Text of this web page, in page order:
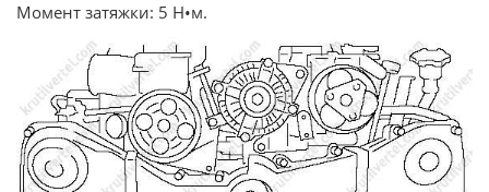
Момент затяжки: 5 Н•м.